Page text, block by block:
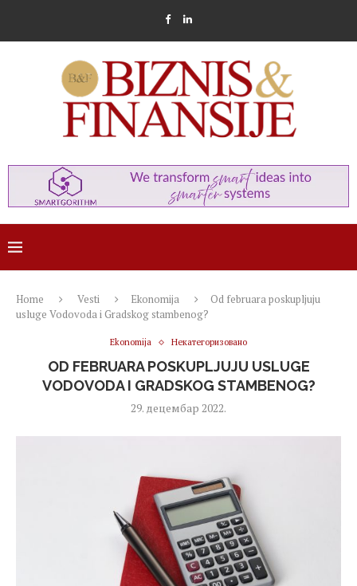
Home Vesti Ekonomija
Od februara poskupljuju
usluge Vodovoda i Gradskog stambenog?
Ekonomija Некатегоризовано
OD FEBRUARA POSKUPLJUJU USLUGE
VODOVODA I GRADSKOG STAMBENOG?
29. децембар 2022.